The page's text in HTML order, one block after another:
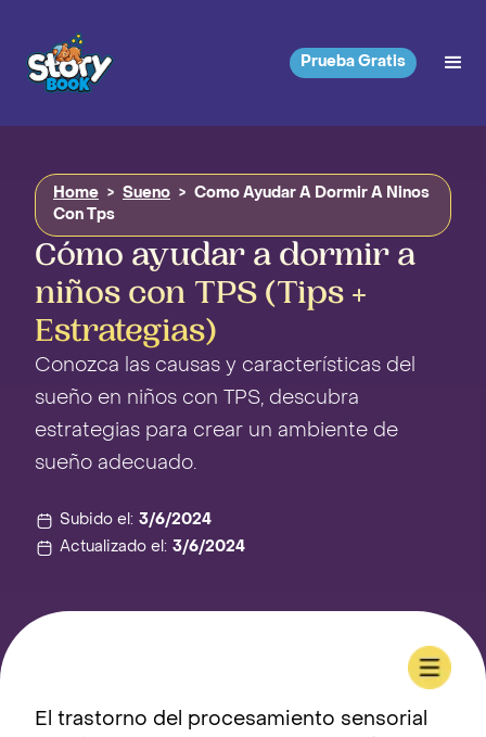
Prueba Gratis
Home > Sueno >
Como Ayudar A Dormir A Ninos
Con Tps
Cómo ayudar a dormir a
niños con TPS (Tips +
Estrategias)
Conozca las causas y características del
sueño en niños con TPS, descubra
estrategias para crear un ambiente de
sueño adecuado.
Subido el: 3/6/2024
Actualizado el: 3/6/2024
El trastorno del procesamiento sensorial